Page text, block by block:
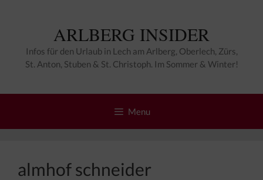
ARLBERG INSIDER
Infos für den Urlaub in Lech am Arlberg, Oberlech, Zürs,
St. Anton, Stuben & St. Christoph. Im Sommer & Winter!
Menu
almhof schneider